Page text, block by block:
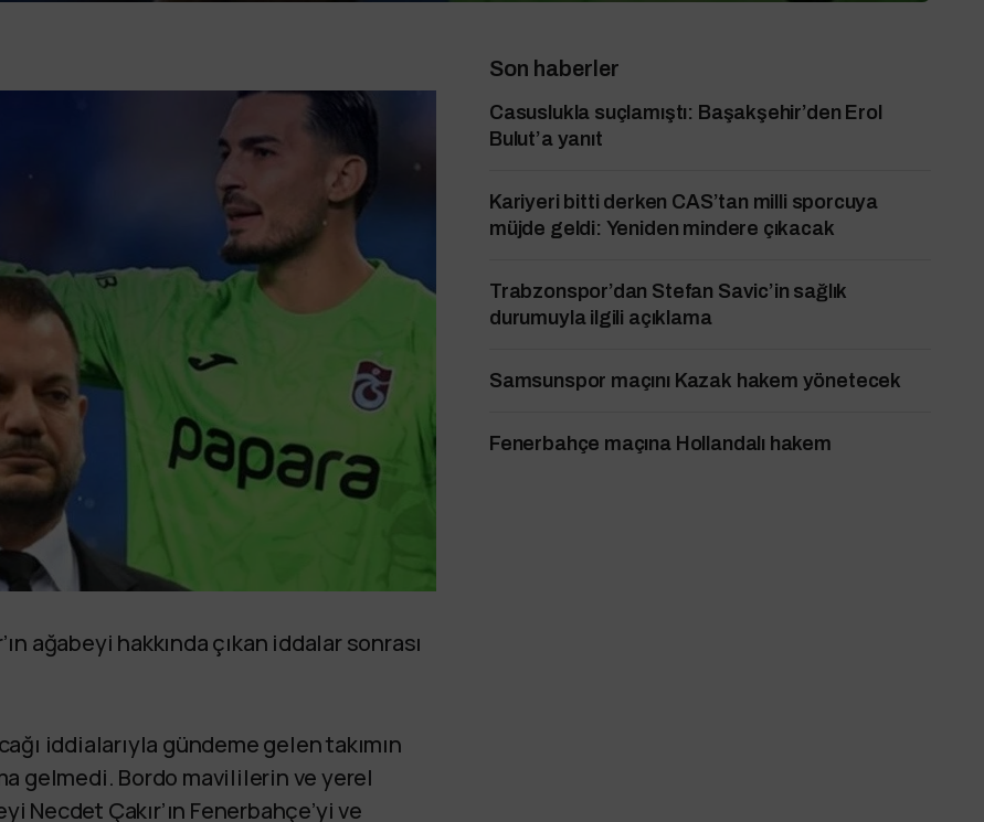
ağabeyi hakkında çıkan iddalar sonrası
iddialarıyla gündeme gelen takımın
gelmedi. Bordo mavililerin ve yerel
Çakır’ın Fenerbahçe’yi ve
Son haberler
Casuslukla suçlamıştı: Başakşehir’den Erol
Bulut’a yanıt
Kariyeri bitti derken CAS’tan milli sporcuya
müjde geldi: Yeniden mindere çıkacak
Trabzonspor’dan Stefan Savic’in sağlık
durumuyla ilgili açıklama
Samsunspor maçını Kazak hakem yönetecek
Fenerbahçe maçına Hollandalı hakem